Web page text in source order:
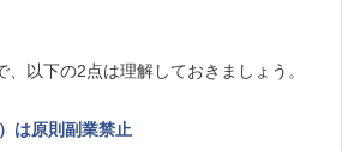
以下の2点は理解しておきましょう。
は原則副業禁止